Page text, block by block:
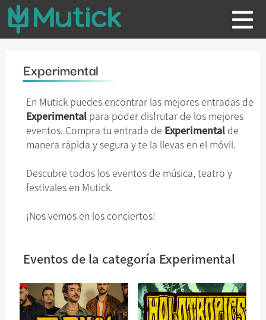
Experimental
En Mutick puedes encontrar las mejores entradas de
Experimental para poder disfrutar de los mejores
eventos. Compra tu entrada de Experimental de
manera rápida y segura y te la llevas en el móvil.
Descubre todos los eventos de música, teatro y
festivales en Mutick.
¡Nos vemos en los conciertos!
Eventos de la categoría Experimental